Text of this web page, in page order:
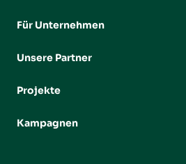
Für Unternehmen
Unsere Partner
Projekte
Kampagnen